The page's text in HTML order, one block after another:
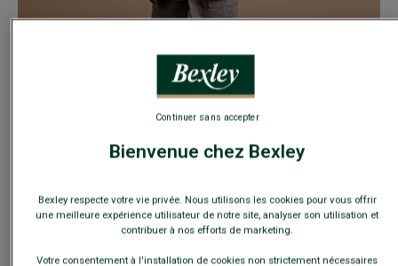
BLAZER HOMME KAKI CLAIR - LAURIAN - Coupe ajustée - Tweed
La 2e veste
COULEURS
Bienvenue chez Bexley
Bexley respecte votre vie privée. Nous utilisons les cookies pour vous offrir
une meilleure expérience utilisateur de notre site, analyser son utilisation et
contribuer à nos efforts de marketing.
Votre consentement à l'installation de cookies non strictement nécessaires
Continuer sans accepter